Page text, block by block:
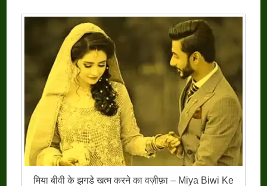
मिया बीवी के झगडे खत्म करने का वज़ीफ़ा – Miya Biwi Ke